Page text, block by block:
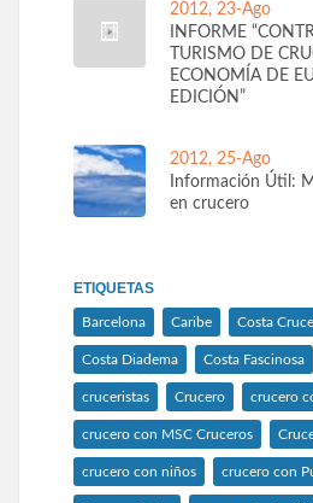
2012, 23-Ago
INFORME
TURISMO DE
ECONOMÍA DE
EDICIÓN”
2012, 25-Ago
Información Útil:
en crucero
ETIQUETAS
Barcelona Caribe Costa
Costa Diadema Costa Fascinosa
cruceristas Crucero crucero
crucero con MSC Cruceros
crucero con niños crucero con